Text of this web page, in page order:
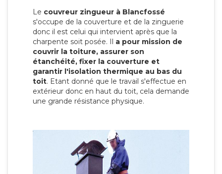
Le couvreur zingueur à Blancfossé
s'occupe de la couverture et de la zinguerie
donc il est celui qui intervient après que la
charpente soit posée. Il a pour mission de
couvrir la toiture, assurer son
étanchéité, fixer la couverture et
garantir l'isolation thermique au bas du
toit. Etant donné que le travail s'effectue en
extérieur donc en haut du toit, cela demande
une grande résistance physique.